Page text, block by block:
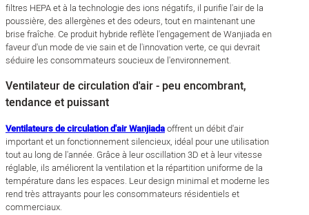
filtres HEPA et à la technologie des ions négatifs, il purifie l'air de la
poussière, des allergènes et des odeurs, tout en maintenant une
brise fraîche. Ce produit hybride reflète l'engagement de Wanjiada en
faveur d'un mode de vie sain et de l'innovation verte, ce qui devrait
séduire les consommateurs soucieux de l'environnement.
Ventilateur de circulation d'air - peu encombrant,
tendance et puissant
Ventilateurs de circulation d'air Wanjiadaoffrent un débit d'air
important et un fonctionnement silencieux, idéal pour une utilisation
tout au long de l'année. Grâce à leur oscillation 3D et à leur vitesse
réglable, ils améliorent la ventilation et la répartition uniforme de la
température dans les espaces. Leur design minimal et moderne les
rend très attrayants pour les consommateurs résidentiels et
commerciaux.